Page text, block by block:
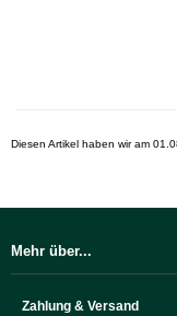
Diesen Artikel haben wir am
Mehr über...
Zahlung & Versand